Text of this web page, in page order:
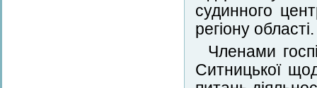
судинного
регіону області.
Членами
Ситницької